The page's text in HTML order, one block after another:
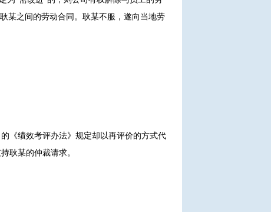
某之间的劳动合同。耿某不服，遂向当地劳
《绩效考评办法》规定却以再评价的方式代
耿某的仲裁请求。